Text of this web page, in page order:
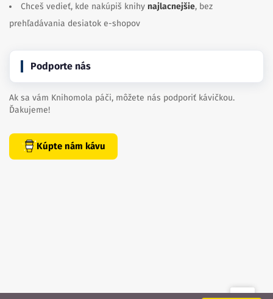
Chceš vedieť, kde nakúpiš knihy najlacnejšie, bez
prehľadávania desiatok e-shopov
Podporte nás
Ak sa vám Knihomola páči, môžete nás podporiť kávičkou.
Ďakujeme!
Kúpte nám kávu